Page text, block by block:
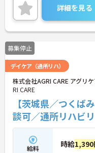
詳細を見る
募集停止
デイケア（通所リハ）
株式会社AGRI CARE アグリ
RI CARE
【茨城県／つくば
談可／通所リハビ
給料 時給1,390